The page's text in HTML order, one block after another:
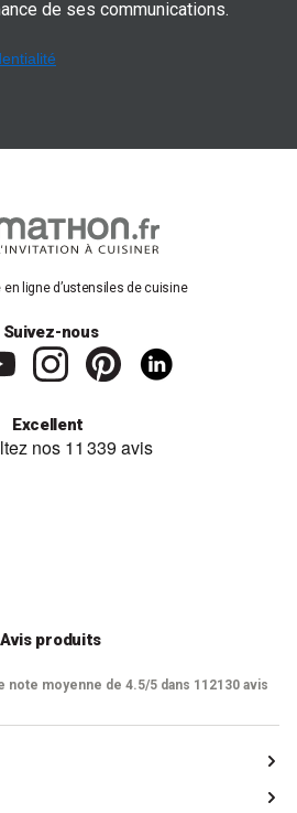
de ses communications.
en ligne d’ustensiles de cuisine
Suivez-nous
Excellent
Avis produits
moyenne de 4.5/5 dans 112130 avis